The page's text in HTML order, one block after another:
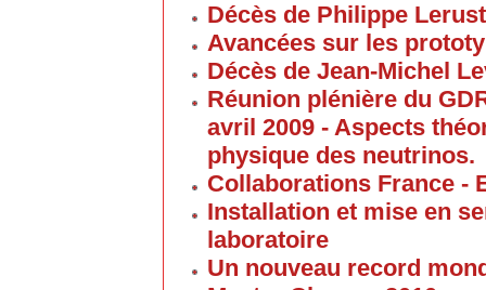
Décès de Philippe
Avancées sur les
Décès de Jean-Michel
Réunion plénière du
avril 2009 - Aspects
physique des neutrinos.
Collaborations France -
Installation et mise en
laboratoire
Un nouveau record